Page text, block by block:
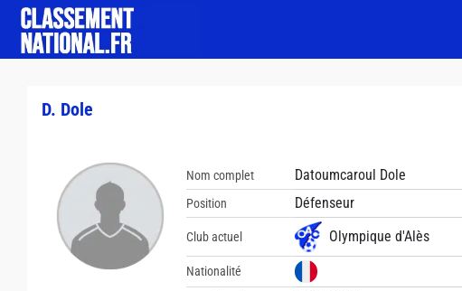
D. Dole
Nom complet Datoumcaroul Dole
Position Défenseur
Club actuel Olympique d'Alès
Nationalité